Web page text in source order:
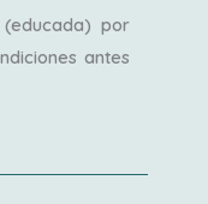
por
antes